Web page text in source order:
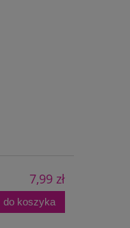
7,99 zł
do koszyka